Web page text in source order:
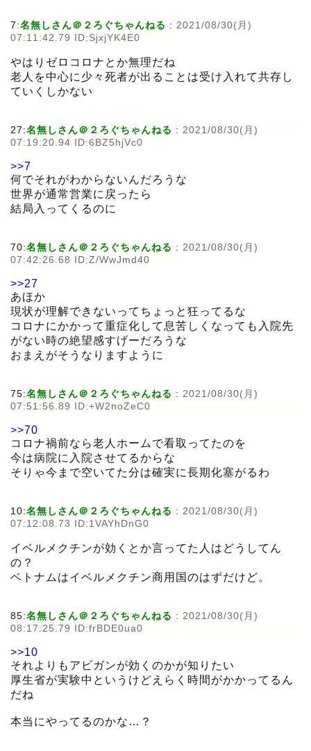
7:名無しさん＠２ろぐちゃんねる : 2021/08/30(月)
07:11:42.79 ID:SjxjYK4E0
やはりゼロコロナとか無理だね
老人を中心に少々死者が出ることは受け入れて共存し
ていくしかない
27:名無しさん＠２ろぐちゃんねる : 2021/08/30(月)
07:19:20.94 ID:6BZ5hjVc0
>>7
何でそれがわからないんだろうな
世界が通常営業に戻ったら
結局入ってくるのに
70:名無しさん＠２ろぐちゃんねる : 2021/08/30(月)
07:42:26.68 ID:Z/WwJmd40
>>27
あほか
現状が理解できないってちょっと狂ってるな
コロナにかかって重症化して息苦しくなっても入院先
がない時の絶望感すげーだろうな
おまえがそうなりますように
75:名無しさん＠２ろぐちゃんねる : 2021/08/30(月)
07:51:56.89 ID:+W2noZeC0
>>70
コロナ禍前なら老人ホームで看取ってたのを
今は病院に入院させてるからな
そりゃ今まで空いてた分は確実に長期化塞がるわ
10:名無しさん＠２ろぐちゃんねる : 2021/08/30(月)
07:12:08.73 ID:1VAYhDnG0
イベルメクチンが効くとか言ってた人はどうしてん
の？
ベトナムはイベルメクチン商用国のはずだけど。
85:名無しさん＠２ろぐちゃんねる : 2021/08/30(月)
08:17:25.79 ID:frBDE0ua0
>>10
それよりもアビガンが効くのかが知りたい
厚生省が実験中というけどえらく時間がかかってるん
だね
本当にやってるのかな…？